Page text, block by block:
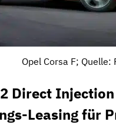
Opel Corsa F; Quelle:
Direct
Leasing für